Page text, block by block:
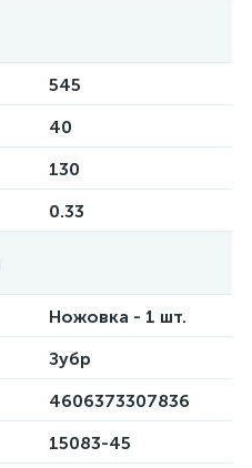
545
40
130
0.33
Ножовка - 1 шт.
Зубр
4606373307836
15083-45